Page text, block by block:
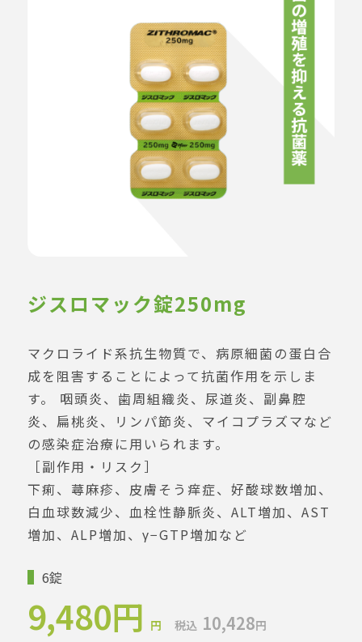
ジスロマック錠250mg
マクロライド系抗生物質で、病原細菌の蛋白合
成を阻害することによって抗菌作用を示しま
す。 咽頭炎、歯周組織炎、尿道炎、副鼻腔
炎、扁桃炎、リンパ節炎、マイコプラズマなど
の感染症治療に用いられます。
［副作用・リスク］
下痢、蕁麻疹、皮膚そう痒症、好酸球数増加、
白血球数減少、血栓性静脈炎、ALT増加、AST
増加、ALP増加、γ−GTP増加など
6錠
9,480円 円 税込 10,428円